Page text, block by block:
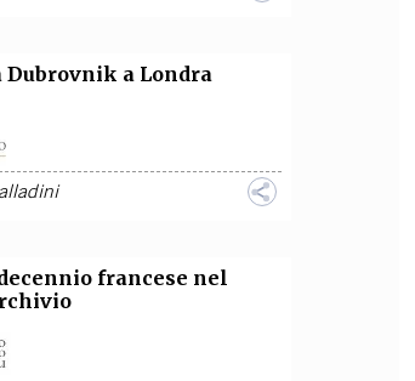
Dubrovnik a Londra
francese nel